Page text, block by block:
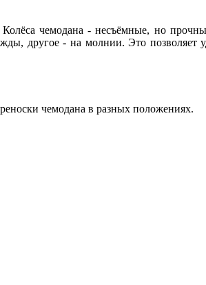
чемодана - несъёмные, но
другое - на молнии. Это позволяет
чемодана в разных положениях.